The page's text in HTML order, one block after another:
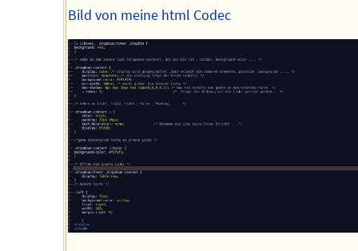
Bild von meine html Codec